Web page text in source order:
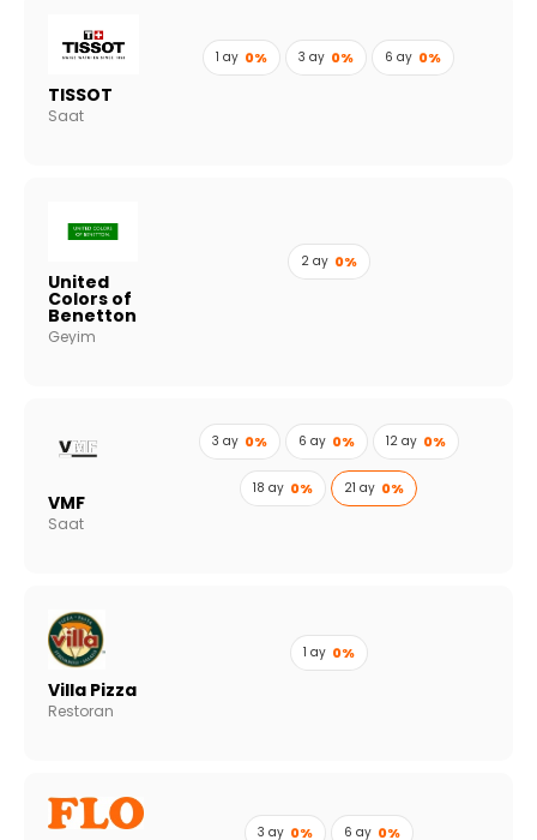
TISSOT
Saat
1 ay 0% 3 ay 0% 6 ay 0%
United
Colors of
Benetton
Geyim
2 ay 0%
VMF
Saat
3 ay 0% 6 ay 0% 12 ay 0%
18 ay 0% 21 ay 0%
Villa Pizza
Restoran
1 ay 0%
3 ay 0% 6 ay 0%